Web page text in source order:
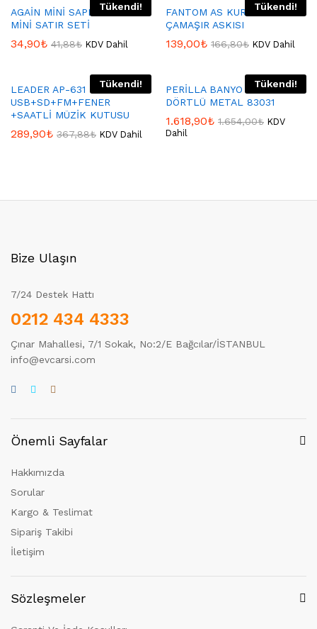
Tükendi!
AGAİN MİNİ SAPLI RENDE &
MİNİ SATIR SETİ
34,90₺ 41,88₺ KDV Dahil
Tükendi!
FANTOM AS KURUT AS 500
ÇAMAŞIR ASKISI
139,00₺ 166,80₺ KDV Dahil
Tükendi!
LEADER AP-631
USB+SD+FM+FENER
+SAATLİ MÜZİK KUTUSU
289,90₺ 367,88₺ KDV Dahil
Tükendi!
PERİLLA BANYO SETİ
DÖRTLÜ METAL 83031
1.618,90₺ 1.654,00₺ KDV
Dahil
Bize Ulaşın
7/24 Destek Hattı
0212 434 4333
Çınar Mahallesi, 7/1 Sokak, No:2/E Bağcılar/İSTANBUL
info@evcarsi.com
Önemli Sayfalar
Hakkımızda
Sorular
Kargo & Teslimat
Sipariş Takibi
İletişim
Sözleşmeler